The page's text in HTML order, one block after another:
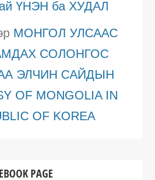
ҮНЭН ба ХУДАЛ
МОНГОЛ УЛСААС
СОЛОНГОС
ЭЛЧИН САЙДЫН
OF MONGOLIA IN
OF KOREA
PAGE